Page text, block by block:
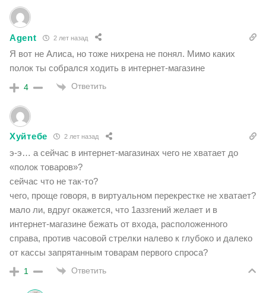
Agent 2 лет назад
Я вот не Алиса, но тоже нихрена не понял. Мимо каких
полок ты собрался ходить в интернет-магазине
4 Ответить
Хуйтебе 2 лет назад
э-э… а сейчас в интернет-магазинах чего не хватает до
«полок товаров»?
сейчас что не так-то?
чего, проще говоря, в виртуальном перекрестке не хватает?
мало ли, вдруг окажется, что 1аззгений желает и в
интернет-магазине бежать от входа, расположенного
справа, против часовой стрелки налево к глубоко и далеко
от кассы запрятанным товарам первого спроса?
1 Ответить